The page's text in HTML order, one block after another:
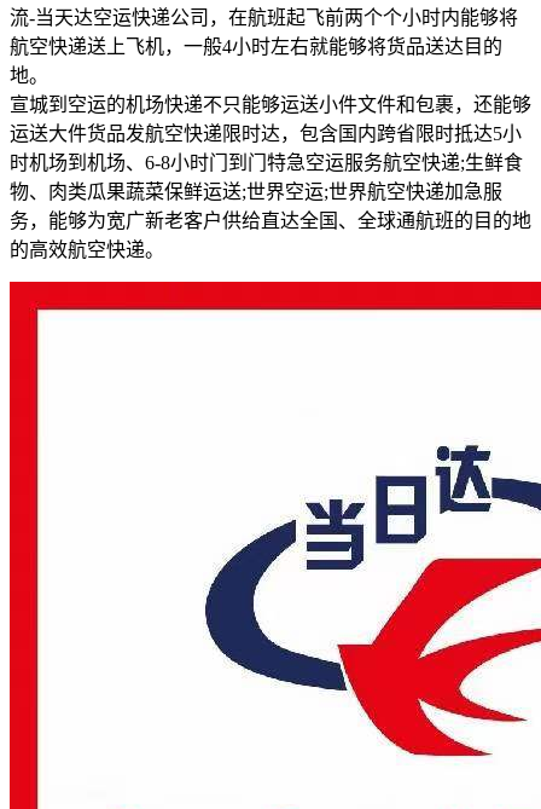
流-当天达空运快递公司，在航班起飞前两个个小时内能够将
航空快递送上飞机，一般4小时左右就能够将货品送达目的
地。
宣城到空运的机场快递不只能够运送小件文件和包裹，还能够
运送大件货品发航空快递限时达，包含国内跨省限时抵达5小
时机场到机场、6-8小时门到门特急空运服务航空快递;生鲜食
物、肉类瓜果蔬菜保鲜运送;世界空运;世界航空快递加急服
务，能够为宽广新老客户供给直达全国、全球通航班的目的地
的高效航空快递。